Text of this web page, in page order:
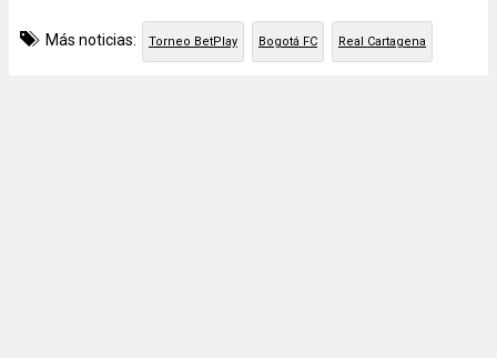
Más noticias: Torneo BetPlay Bogotá FC Real Cartagena